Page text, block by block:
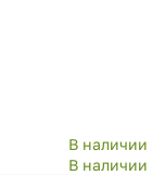
В наличии
В наличии